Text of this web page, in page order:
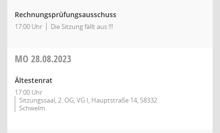
Rechnungsprüfungsausschuss
17:00 Uhr Die Sitzung fällt aus !!!
MO 28.08.2023
Ältestenrat
17:00 Uhr
Sitzungssaal, 2. OG, VG I, Hauptstraße 14, 58332
Schwelm